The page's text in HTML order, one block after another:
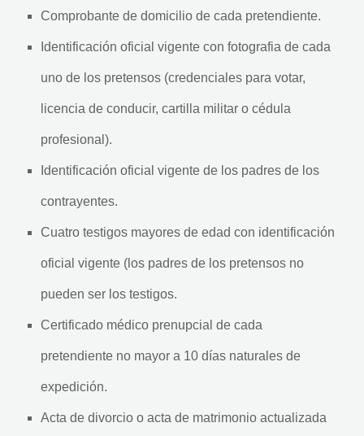
Comprobante de domicilio de cada pretendiente.
Identificación oficial vigente con fotografia de cada
uno de los pretensos (credenciales para votar,
licencia de conducir, cartilla militar o cédula
profesional).
Identificación oficial vigente de los padres de los
contrayentes.
Cuatro testigos mayores de edad con identificación
oficial vigente (los padres de los pretensos no
pueden ser los testigos.
Certificado médico prenupcial de cada
pretendiente no mayor a 10 días naturales de
expedición.
Acta de divorcio o acta de matrimonio actualizada